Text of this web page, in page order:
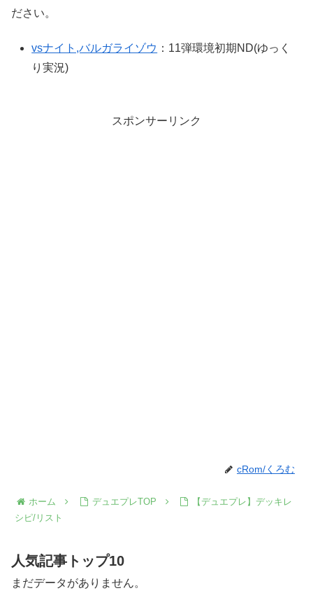
ださい。
vsナイト,バルガライゾウ ：11弾環境初期ND(ゆっく
り実況)
スポンサーリンク
cRom/くろむ
ホーム デュエプレTOP
【デュエプレ】デッキレ
シピ/リスト
人気記事トップ10
まだデータがありません。